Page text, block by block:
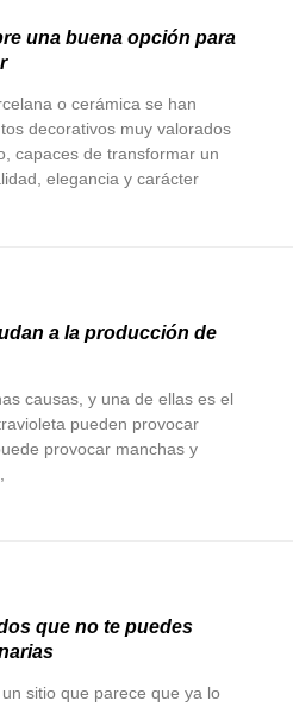
una buena opción para
o cerámica se han
decorativos muy valorados
capaces de transformar un
elegancia y carácter
a la producción de
causas, y una de ellas es el
pueden provocar
provocar manchas y
que no te puedes
sitio que parece que ya lo